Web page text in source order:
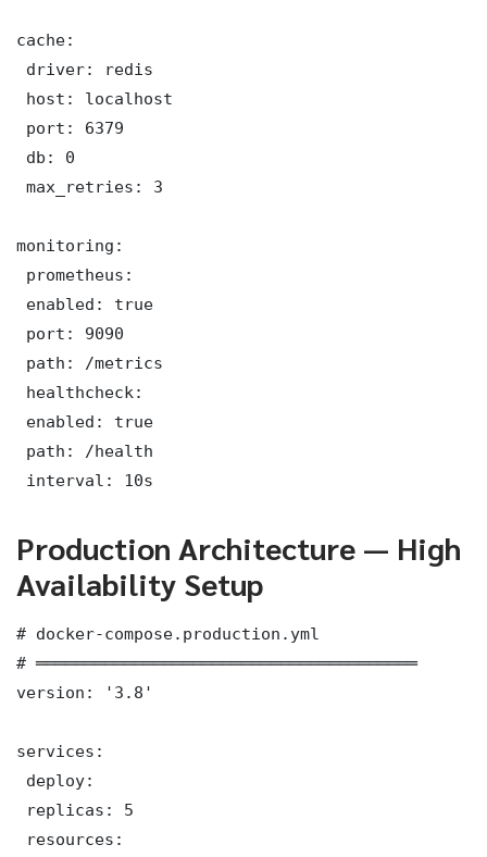
cache:
driver: redis
host: localhost
port: 6379
db: 0
max_retries: 3
monitoring:
prometheus:
enabled: true
port: 9090
path: /metrics
healthcheck:
enabled: true
path: /health
interval: 10s
Production Architecture — High
Availability Setup
# docker-compose.production.yml
# ═══════════════════════════════════════
version: '3.8'
services:
deploy:
replicas: 5
resources: